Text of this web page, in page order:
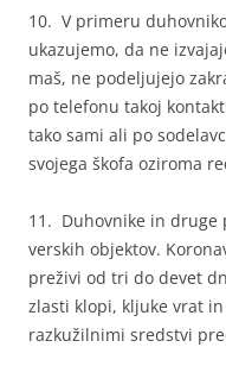
10. V primeru
ukazujemo, da ne
maš, ne podeljujejo
po telefonu takoj
tako sami ali po
svojega škofa oziroma
11. Duhovnike in druge
verskih objektov.
preživi od tri do devet
zlasti klopi, kljuke vrat
razkužilnimi sredstvi